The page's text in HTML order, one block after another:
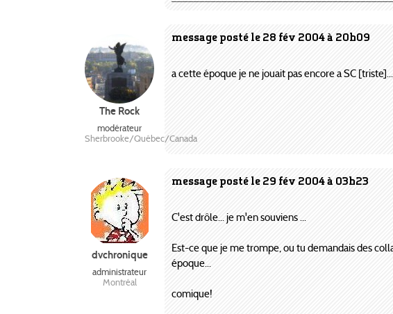
message posté le 28 fév 2004 à 20h09
The Rock
modérateur
Sherbrooke/Québec/Canada
a cette époque je ne jouait pas encore a SC [triste]...
message posté le 29 fév 2004 à 03h23
dvchronique
administrateur
Montréal
C'est drôle... je m'en souviens ...
Est-ce que je me trompe, ou tu demandais des
époque...
comique!